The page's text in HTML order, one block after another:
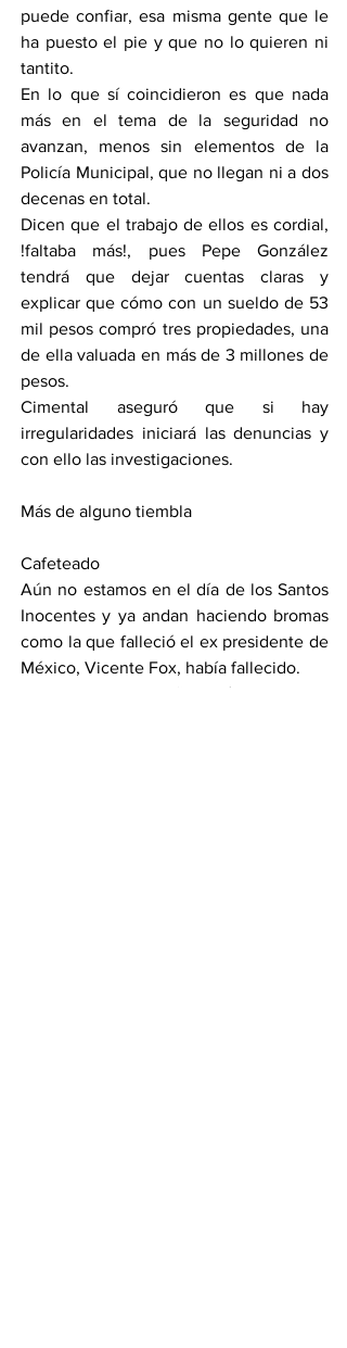
puede confiar, esa misma gente que le
ha puesto el pie y que no lo quieren ni
tantito.
En lo que sí coincidieron es que nada
más en el tema de la seguridad no
avanzan, menos sin elementos de la
Policía Municipal, que no llegan ni a dos
decenas en total.
Dicen que el trabajo de ellos es cordial,
!faltaba más!, pues Pepe González
tendrá que dejar cuentas claras y
explicar que cómo con un sueldo de 53
mil pesos compró tres propiedades, una
de ella valuada en más de 3 millones de
pesos.
Cimental aseguró que si hay
irregularidades iniciará las denuncias y
con ello las investigaciones.
Más de alguno tiembla
Cafeteado
Aún no estamos en el día de los Santos
Inocentes y ya andan haciendo bromas
como la que falleció el ex presidente de
México, Vicente Fox, había fallecido.
El panista de 82 años, aún vive, y la